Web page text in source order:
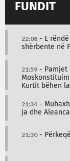
FUNDIT
22:08 - E
shërbente në
21:59 - Pamjet
Kurtit bëhen
21:34 -
ja dhe
21:30-